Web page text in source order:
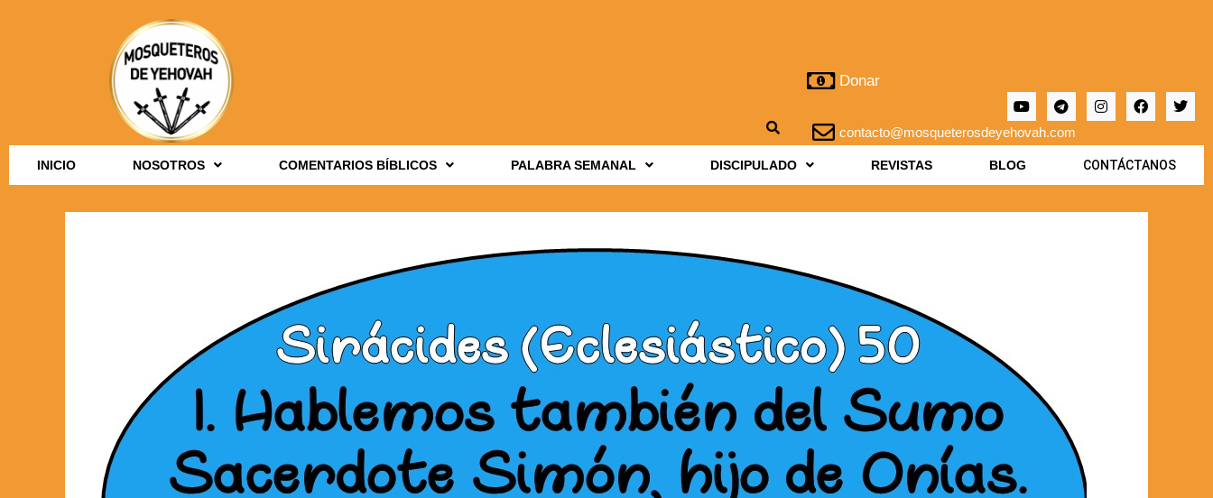
Donar
contacto@mosqueterosdeyehovah.com
INICIO NOSOTROS COMENTARIOS BÍBLICOS PALABRA SEMANAL DISCIPULADO REVISTAS BLOG CONTÁCTANOS